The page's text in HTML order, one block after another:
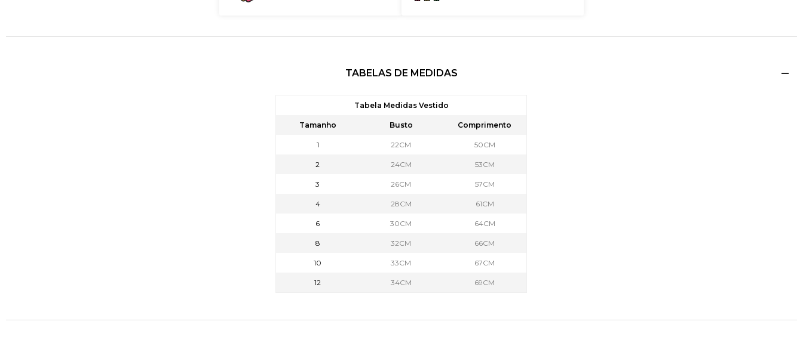
TABELAS DE MEDIDAS
Tabela Medidas Vestido
Tamanho Busto Comprimento
1 22CM 50CM
2 24CM 53CM
3 26CM 57CM
4 28CM 61CM
6 30CM 64CM
8 32CM 66CM
10 33CM 67CM
12 34CM 69CM